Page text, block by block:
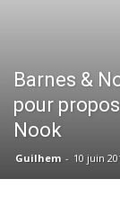
Barnes &
pour
Nook
Guilhem - 10 juin